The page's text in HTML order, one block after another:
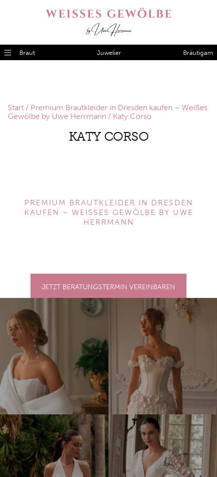
Braut Juwelier Bräutigam
Start / Premium Brautkleider in Dresden kaufen – Weißes
Gewölbe by Uwe Herrmann / Katy Corso
KATY CORSO
PREMIUM BRAUTKLEIDER IN DRESDEN
KAUFEN – WEISSES GEWÖLBE BY UWE H
ERRMANN
JETZT BERATUNGSTERMIN VEREINBAREN